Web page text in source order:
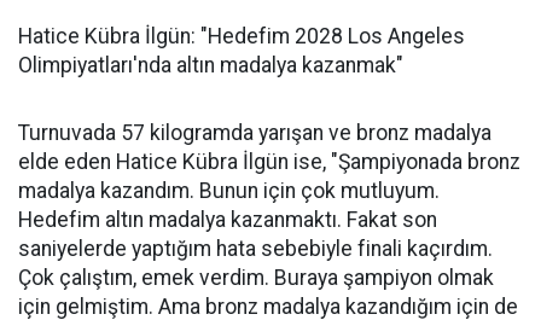
Hatice Kübra İlgün: "Hedefim 2028 Los Angeles
Olimpiyatları'nda altın madalya kazanmak"
Turnuvada 57 kilogramda yarışan ve bronz madalya
elde eden Hatice Kübra İlgün ise, "Şampiyonada bronz
madalya kazandım. Bunun için çok mutluyum.
Hedefim altın madalya kazanmaktı. Fakat son
saniyelerde yaptığım hata sebebiyle finali kaçırdım.
Çok çalıştım, emek verdim. Buraya şampiyon olmak
için gelmiştim. Ama bronz madalya kazandığım için de